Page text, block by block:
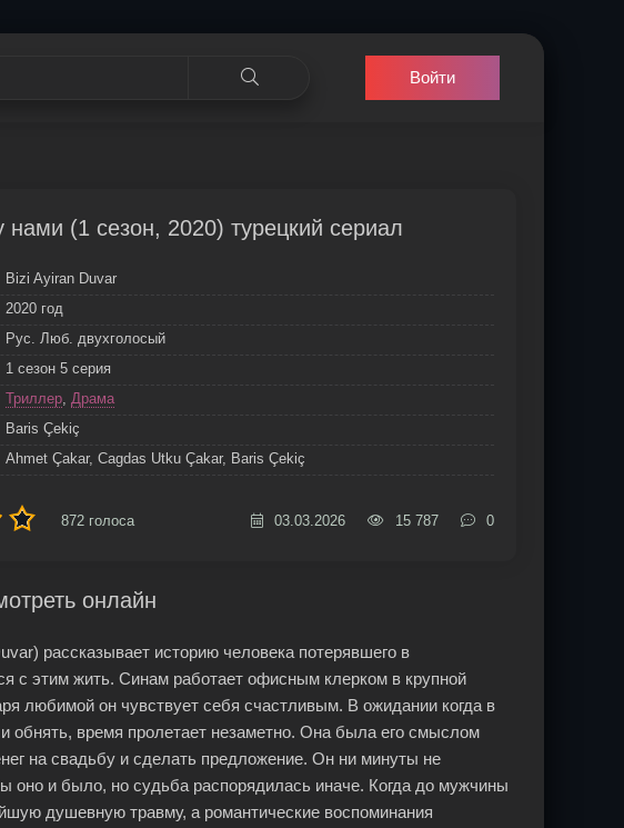
Войти
нами (1 сезон, 2020) турецкий сериал
Bizi Ayiran Duvar
2020 год
Рус. Люб. двухголосый
1 сезон 5 серия
Триллер, Драма
Baris Çekiç
Ahmet Çakar, Cagdas Utku Çakar, Baris Çekiç
872 голоса 03.03.2026 15 787 0
онлайн
рассказывает историю человека потерявшего в
с этим жить. Синам работает офисным клерком в крупной
любимой он чувствует себя счастливым. В ожидании когда в
обнять, время пролетает незаметно. Она была его смыслом
на свадьбу и сделать предложение. Он ни минуты не
оно и было, но судьба распорядилась иначе. Когда до мужчины
душевную травму, а романтические воспоминания